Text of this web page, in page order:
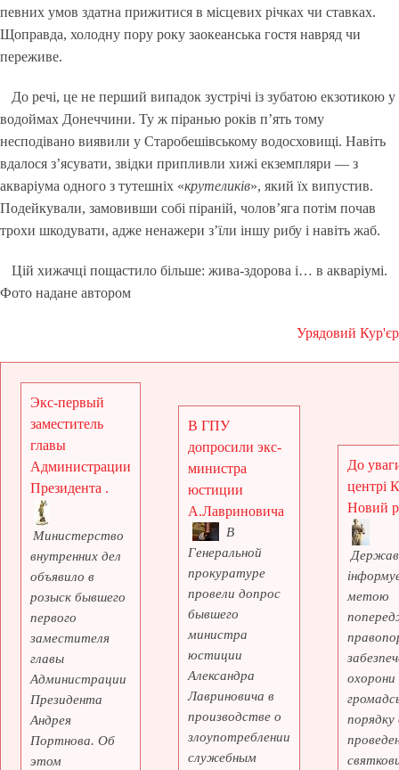
певних умов здатна прижитися в місцевих річках чи ставках.
Щоправда, холодну пору року заокеанська гостя навряд чи
переживе.
До речі, це не перший випадок зустрічі із зубатою екзотикою у
водоймах Донеччини. Ту ж піранью років п’ять тому
несподівано виявили у Старобешівському водосховищі. Навіть
вдалося з’ясувати, звідки припливли хижі екземпляри — з
акваріума одного з тутешніх «крутеликів», який їх випустив.
Подейкували, замовивши собі піраній, чолов’яга потім почав
трохи шкодувати, адже ненажери з’їли іншу рибу і навіть жаб.
Цій хижачці пощастило більше: жива-здорова і… в акваріумі.
Фото надане автором
Урядовий Кур'єр
Экс-первый
заместитель
главы
Администрации
Президента .
Министерство
внутренних дел
объявило в
розыск бывшего
первого
заместителя
главы
Администрации
Президента
Андрея
Портнова. Об
этом
В ГПУ
допросили экс-
министра
юстиции
А.Лавриновича
В
Генеральной
прокуратуре
провели допрос
бывшего
министра
юстиции
Александра
Лавриновича в
производстве о
злоупотреблении
служебным
До
центрі
Новий
метою
охорони
порядку